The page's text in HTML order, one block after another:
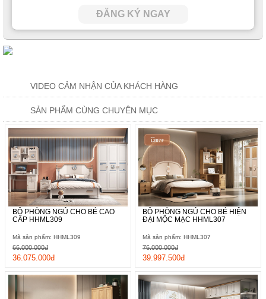
ĐĂNG KÝ NGAY
VIDEO CẢM NHẬN CỦA KHÁCH HÀNG
SẢN PHẨM CÙNG CHUYÊN MỤC
BỘ PHÒNG NGỦ CHO BÉ CAO
CẤP HHML309
Mã sản phẩm: HHML309
36.075.000đ
66.000.000đ
BỘ PHÒNG NGỦ CHO BÉ HIỆN
ĐẠI MỘC MẠC HHML307
Mã sản phẩm: HHML307
39.997.500đ
76.000.000đ